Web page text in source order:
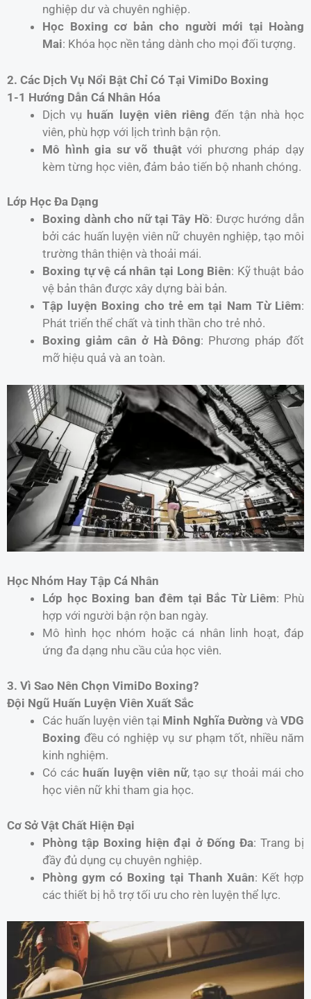
nghiệp dư và chuyên nghiệp.
Học Boxing cơ bản cho người mới tại Hoàng
Mai: Khóa học nền tảng dành cho mọi đối tượng.
2. Các Dịch Vụ Nổi Bật Chỉ Có Tại VimiDo Boxing
1-1 Hướng Dẫn Cá Nhân Hóa
Dịch vụ huấn luyện viên riêng đến tận nhà học
viên, phù hợp với lịch trình bận rộn.
Mô hình gia sư võ thuậtvới phương pháp dạy
kèm từng học viên, đảm bảo tiến bộ nhanh chóng.
Lớp Học Đa Dạng
Boxing dành cho nữ tại Tây Hồ: Được hướng dẫn
bởi các huấn luyện viên nữ chuyên nghiệp, tạo môi
trường thân thiện và thoải mái.
Boxing tự vệ cá nhân tại Long Biên: Kỹ thuật bảo
vệ bản thân được xây dựng bài bản.
Tập luyện Boxing cho trẻ em tại Nam Từ Liêm:
Phát triển thể chất và tinh thần cho trẻ nhỏ.
Boxing giảm cân ở Hà Đông: Phương pháp đốt
mỡ hiệu quả và an toàn.
Học Nhóm Hay Tập Cá Nhân
Lớp học Boxing ban đêm tại Bắc Từ Liêm: Phù
hợp với người bận rộn ban ngày.
Mô hình học nhóm hoặc cá nhân linh hoạt, đáp
ứng đa dạng nhu cầu của học viên.
3. Vì Sao Nên Chọn VimiDo Boxing?
Đội Ngũ Huấn Luyện Viên Xuất Sắc
Các huấn luyện viên tại Minh Nghĩa Đường và VDG
Boxing đều có nghiệp vụ sư phạm tốt, nhiều năm
kinh nghiệm.
Có các huấn luyện viên nữ, tạo sự thoải mái cho
học viên nữ khi tham gia học.
Cơ Sở Vật Chất Hiện Đại
Phòng tập Boxing hiện đại ở Đống Đa: Trang bị
đầy đủ dụng cụ chuyên nghiệp.
Phòng gym có Boxing tại Thanh Xuân: Kết hợp
các thiết bị hỗ trợ tối ưu cho rèn luyện thể lực.